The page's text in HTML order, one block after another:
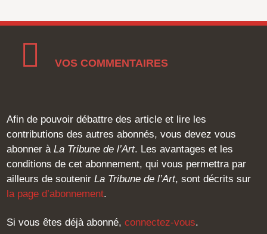
VOS COMMENTAIRES
Afin de pouvoir débattre des article et lire les
contributions des autres abonnés, vous devez vous
abonner àLa Tribune de l’Art. Les avantages et les
conditions de cet abonnement, qui vous permettra par
ailleurs de soutenirLa Tribune de l’Art, sont décrits sur
la page d’abonnement.
Si vous êtes déjà abonné,connectez-vous.